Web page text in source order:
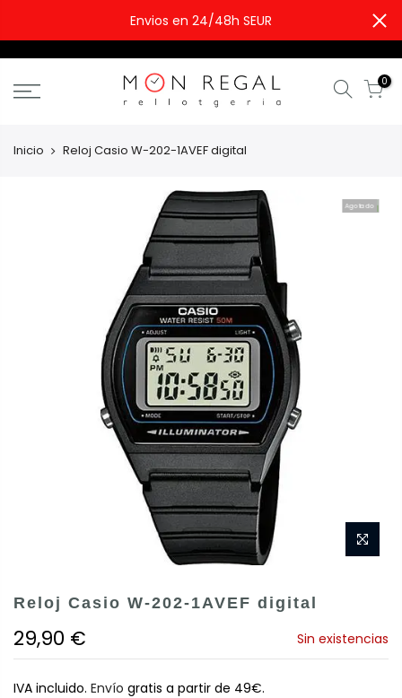
Envios en 24/48h SEUR
0
Inicio Reloj Casio W-202-1AVEF digital
Agotado
Reloj Casio W-202-1AVEF digital
29,90 € Sin existencias
IVA incluido. Envío gratis a partir de 49€.